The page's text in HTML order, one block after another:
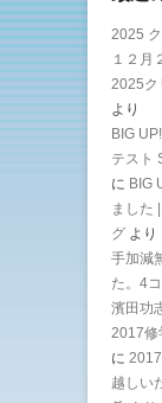
2025
１２月
2025ク
より
BIG
テスト
に BIG
ました
グ より
手加減
た。4
濱田功
2017修
に
越しい